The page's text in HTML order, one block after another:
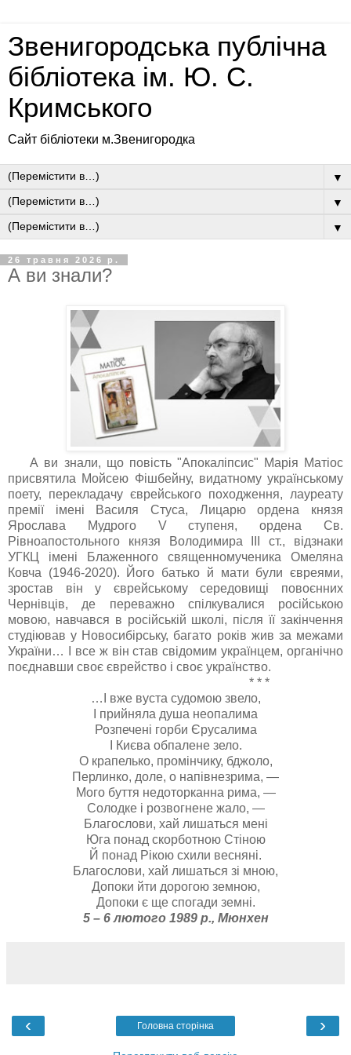
Звенигородська публічна
бібліотека ім. Ю. С.
Кримського
Сайт бібліотеки м.Звенигородка
▼
▼
▼
26 травня 2026 р.
А ви знали?
А ви знали, що повість "Апокаліпсис" Марія Матіос
присвятила Мойсею Фішбейну, видатному українському
поету, перекладачу єврейського походження, лауреату
премії імені Василя Стуса, Лицарю ордена князя
Ярослава Мудрого V ступеня, ордена Св.
Рівноапостольного князя Володимира ІІІ ст., відзнаки
УГКЦ імені Блаженного священномученика Омеляна
Ковча (1946-2020). Його батько й мати були євреями,
зростав він у єврейському середовищі повоєнних
Чернівців, де переважно спілкувалися російською
мовою, навчався в російській школі, після її закінчення
студіював у Новосибірську, багато років жив за межами
України… І все ж він став свідомим українцем, органічно
поєднавши своє єврейство і своє українство.
* * *
…І вже вуста судомою звело,
І прийняла душа неопалима
Розпечені горби Єрусалима
І Києва обпалене зело.
О крапелько, промінчику, бджоло,
Перлинко, доле, о напівнезрима, —
Мого буття недоторканна рима, —
Солодке і розвогнене жало, —
Благослови, хай лишаться мені
Юга понад скорботною Стіною
Й понад Рікою схили весняні.
Благослови, хай лишаться зі мною,
Допоки йти дорогою земною,
Допоки є ще спогади земні.
5 – 6 лютого 1989 р., Мюнхен
‹ ›
Головна сторінка